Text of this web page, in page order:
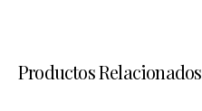
Productos Relacionados